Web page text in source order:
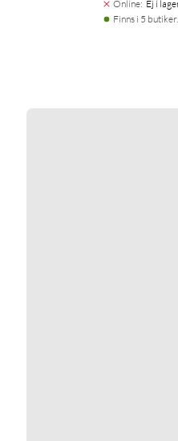
Online: Ej i
Finns i 5 butiker.